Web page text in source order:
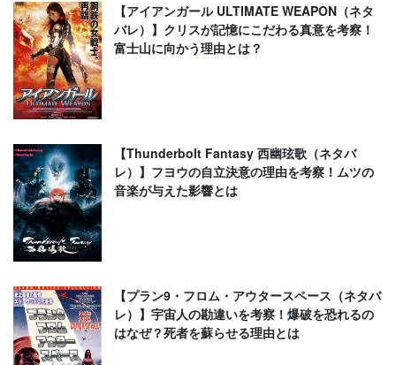
【アイアンガール ULTIMATE WEAPON（ネタ
バレ）】クリスが記憶にこだわる真意を考察！
富士山に向かう理由とは？
【Thunderbolt Fantasy 西幽玹歌（ネタバ
レ）】フヨウの自立決意の理由を考察！ムツの
音楽が与えた影響とは
【プラン9・フロム・アウタースペース（ネタバ
レ）】宇宙人の勘違いを考察！爆破を恐れるの
はなぜ？死者を蘇らせる理由とは